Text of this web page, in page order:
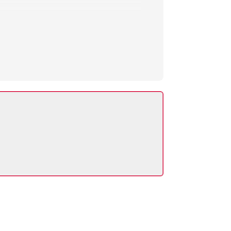
gratis te mantendrá en
Internet wifi gratis y
sin asistencia